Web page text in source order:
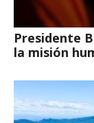
Presidente
la misión